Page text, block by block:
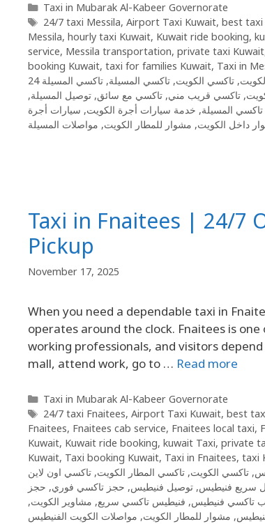
Taxi in Mubarak Al-Kabeer Governorate
24/7 taxi Messila, Airport Taxi Kuwait, best taxi
Messila, hourly taxi Kuwait, Kuwait ride booking,
service, Messila transportation, private taxi Kuwait
booking Kuwait, taxi for families Kuwait, Taxi in
, تاكسي الكويت, تاكسي المسيلة,
تاكسي المسيلة 24
, تاكسي قريب مني, تاكسي مع سائق, توصيل المسيلة,
المسيلة, خدمة سيارات أجرة الكويت, سيارات أجرة
داخل الكويت, مشوار للمطار الكويت, مواصلات المسيلة
Taxi in Fnaitees | 24/7
Pickup
November 17, 2025
When you need a dependable taxi in
operates around the clock. Fnaitees is
working professionals, and visitors
mall, attend work, go to … Read more
Taxi in Mubarak Al-Kabeer Governorate
24/7 taxi Fnaitees, Airport Taxi Kuwait, best
Fnaitees, Fnaitees cab service, Fnaitees local taxi,
Kuwait, Kuwait ride booking, kuwait Taxi, private
Kuwait, Taxi booking Kuwait, Taxi in Fnaitees, taxi
, تاكسي الكويت, تاكسي المطار الكويت, تاكسي اون لاين
سريع فنيطيس, توصيل فنيطيس, حجز تاكسي فوري, حجز
تاكسي فنيطيس, فنيطيس تاكسي سريع, مشاوير الكويت,
, مشوار للمطار الكويت, مواصلات الكويت الفنيطيس